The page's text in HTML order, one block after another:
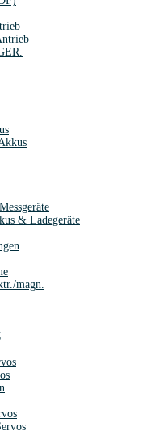
& Ladegeräte
magn.